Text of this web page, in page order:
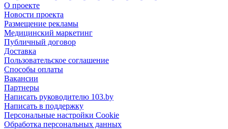
О проекте
Новости проекта
Размещение рекламы
Медицинский маркетинг
Публичный договор
Доставка
Пользовательское соглашение
Способы оплаты
Вакансии
Партнеры
Написать руководителю 103.by
Написать в поддержку
Персональные настройки Cookie
Обработка персональных данных